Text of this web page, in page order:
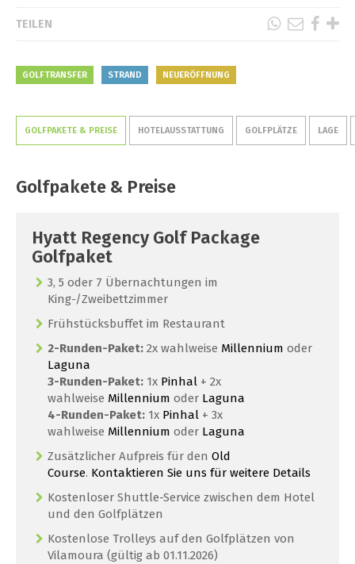
TEILEN
GOLFTRANSFER STRAND NEUERÖFFNUNG
GOLFPAKETE & PREISE HOTELAUSSTATTUNG GOLFPLÄTZE LAGE
Golfpakete & Preise
Hyatt Regency Golf Package
Golfpaket
3, 5 oder 7 Übernachtungen im
King-/Zweibettzimmer
Frühstücksbuffet im Restaurant
2-Runden-Paket: 2x wahlweise Millennium oder
Laguna
3-Runden-Paket: 1x Pinhal + 2x
wahlweise Millennium oder Laguna
4-Runden-Paket: 1x Pinhal + 3x
wahlweise Millennium oder Laguna
Zusätzlicher Aufpreis für den Old
Course. Kontaktieren Sie uns für weitere Details
Kostenloser Shuttle-Service zwischen dem Hotel
und den Golfplätzen
Kostenlose Trolleys auf den Golfplätzen von
Vilamoura (gültig ab 01.11.2026)